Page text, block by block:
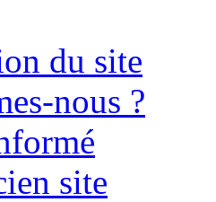
du site
nous ?
site